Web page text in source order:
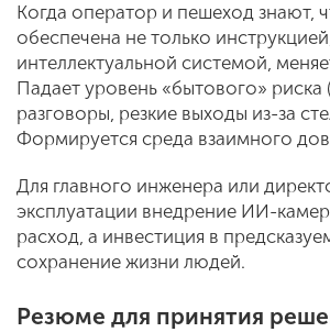
Когда оператор и пешеход знают,
обеспечена не только
интеллектуальной системой,
Падает уровень «бытового» риска
разговоры, резкие выходы из-за
Формируется среда взаимного
Для главного инженера или
эксплуатации внедрение ИИ-
расход, а инвестиция в
сохранение жизни людей.
Резюме для принятия